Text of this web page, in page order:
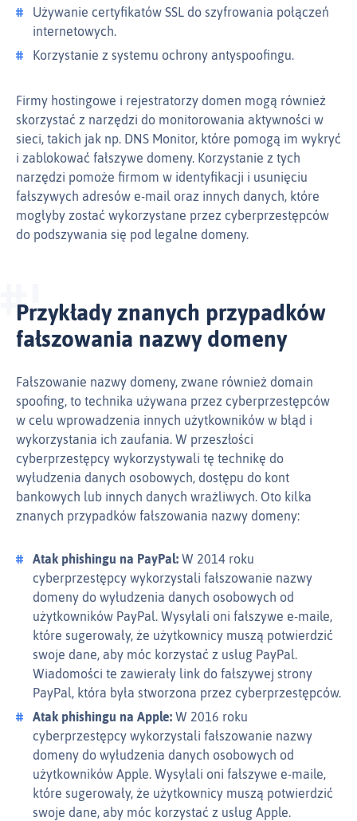
Używanie certyfikatów SSL do szyfrowania połączeń
internetowych.
Korzystanie z systemu ochrony antyspoofingu.
Firmy hostingowe i rejestratorzy domen mogą również
skorzystać z narzędzi do monitorowania aktywności w
sieci, takich jak np. DNS Monitor, które pomogą im wykryć
i zablokować fałszywe domeny. Korzystanie z tych
narzędzi pomoże firmom w identyfikacji i usunięciu
fałszywych adresów e‑mail oraz innych danych, które
mogłyby zostać wykorzystane przez cyberprzestępców
do podszywania się pod legalne domeny.
Przykłady znanych przypadków
fałszowania nazwy domeny
Fałszowanie nazwy domeny, zwane również domain
spoofing, to technika używana przez cyberprzestępców
w celu wprowadzenia innych użytkowników w błąd i
wykorzystania ich zaufania. W przeszłości
cyberprzestępcy wykorzystywali tę technikę do
wyłudzenia danych osobowych, dostępu do kont
bankowych lub innych danych wrażliwych. Oto kilka
znanych przypadków fałszowania nazwy domeny:
Atak phishingu na PayPal: W 2014 roku
cyberprzestępcy wykorzystali fałszowanie nazwy
domeny do wyłudzenia danych osobowych od
użytkowników PayPal. Wysyłali oni fałszywe e‑maile,
które sugerowały, że użytkownicy muszą potwierdzić
swoje dane, aby móc korzystać z usług PayPal.
Wiadomości te zawierały link do fałszywej strony
PayPal, która była stworzona przez cyberprzestępców.
Atak phishingu na Apple: W 2016 roku
cyberprzestępcy wykorzystali fałszowanie nazwy
domeny do wyłudzenia danych osobowych od
użytkowników Apple. Wysyłali oni fałszywe e‑maile,
które sugerowały, że użytkownicy muszą potwierdzić
swoje dane, aby móc korzystać z usług Apple.